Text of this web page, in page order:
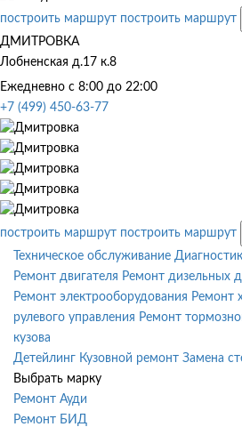
построить маршрут построить маршрут
ДМИТРОВКА
Лобненская д.17 к.8
Ежедневно с 8:00 до 22:00
+7 (499) 450-63-77
построить маршрут построить маршрут
Техническое обслуживание
Ремонт двигателя Ремонт дизельных
Ремонт электрооборудования Ремонт
рулевого управления Ремонт
кузова
Детейлинг Кузовной ремонт Замена
Выбрать марку
Ремонт Ауди
Ремонт БИД